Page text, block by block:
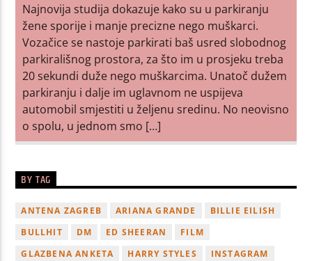
Najnovija studija dokazuje kako su u parkiranju
žene sporije i manje precizne nego muškarci.
Vozačice se nastoje parkirati baš usred slobodnog
parkirališnog prostora, za što im u prosjeku treba
20 sekundi duže nego muškarcima. Unatoč dužem
parkiranju i dalje im uglavnom ne uspijeva
automobil smjestiti u željenu sredinu. No neovisno
o spolu, u jednom smo […]
BY TAG
ANTENA ZAGREB ARIANA GRANDE
BILLIE EILISH
BULLHIT
DM ED SHEERAN
FILM
GLAZBENA ANKETA
HARRY STYLES
INSTAGRAM